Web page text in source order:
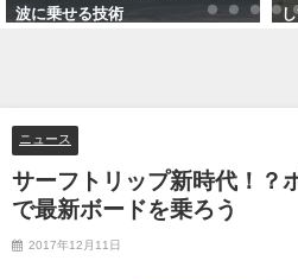
波に乗せる技術
ニュース
サーフトリップ新時代！？
で最新ボードを乗ろう
2017年12月11日